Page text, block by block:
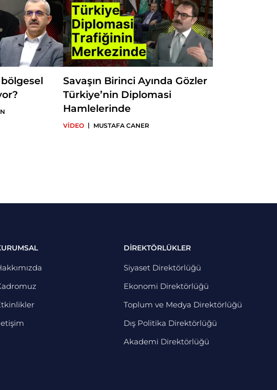
Savaşın Birinci Ayında Gözler
Türkiye’nin Diplomasi
Hamlelerinde
VİDEO | MUSTAFA CANER
DİREKTÖRLÜKLER
Siyaset Direktörlüğü
Ekonomi Direktörlüğü
Toplum ve Medya Direktörlüğü
Dış Politika Direktörlüğü
Akademi Direktörlüğü